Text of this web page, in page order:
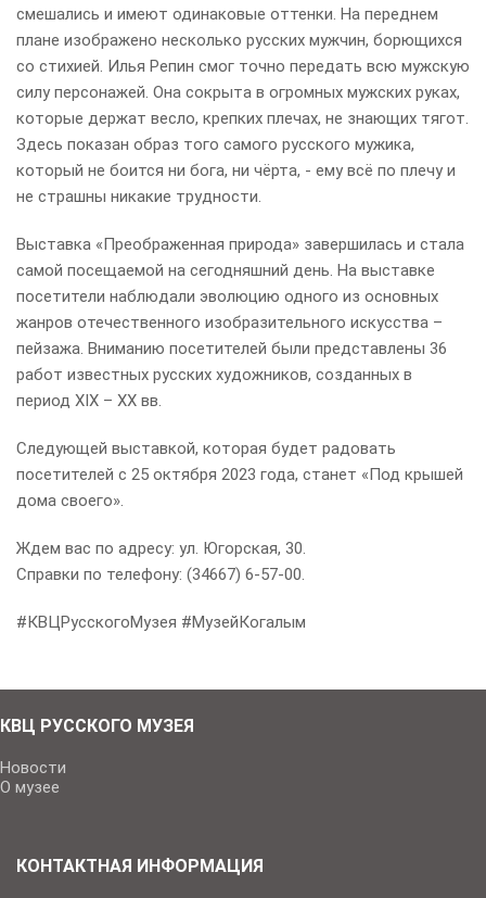
смешались и имеют одинаковые оттенки. На переднем
плане изображено несколько русских мужчин, борющихся
со стихией. Илья Репин смог точно передать всю мужскую
силу персонажей. Она сокрыта в огромных мужских руках,
которые держат весло, крепких плечах, не знающих тягот.
Здесь показан образ того самого русского мужика,
который не боится ни бога, ни чёрта, - ему всё по плечу и
не страшны никакие трудности.
Выставка «Преображенная природа» завершилась и стала
самой посещаемой на сегодняшний день. На выставке
посетители наблюдали эволюцию одного из основных
жанров отечественного изобразительного искусства –
пейзажа. Вниманию посетителей были представлены 36
работ известных русских художников, созданных в
период XIX – XX вв.
Следующей выставкой, которая будет радовать
посетителей с 25 октября 2023 года, станет «Под крышей
дома своего».
Ждем вас по адресу: ул. Югорская, 30.
Справки по телефону: (34667) 6-57-00.
#КВЦРусскогоМузея #МузейКогалым
КВЦ РУССКОГО МУЗЕЯ
Новости
О музее
КОНТАКТНАЯ ИНФОРМАЦИЯ